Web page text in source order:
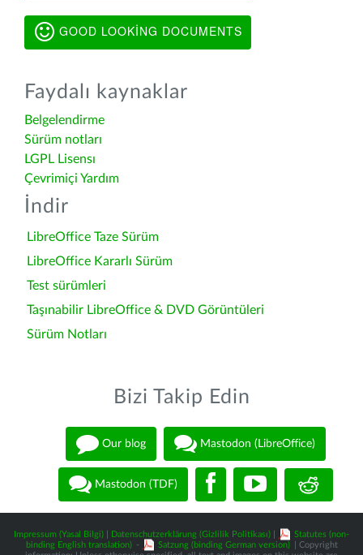
GOOD LOOKING DOCUMENTS
Faydalı kaynaklar
Belgelendirme
Sürüm notları
LGPL Lisensı
Çevrimiçi Yardım
İndir
LibreOffice Taze Sürüm
LibreOffice Kararlı Sürüm
Test sürümleri
Taşınabilir LibreOffice & DVD Görüntüleri
Sürüm Notları
Bizi Takip Edin
Our blog Mastodon (LibreOffice)
Mastodon (TDF)
Impressum (Yasal Bilgi) Datenschutzerklärung (Gizlilik Politikası)
Statutes (non-
binding English translation) - Satzung (binding German version)
| Copyright